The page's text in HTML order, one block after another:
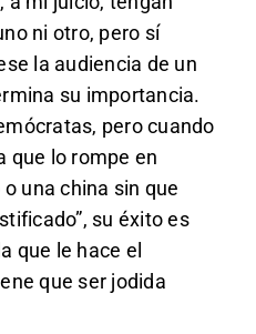
ni otro, pero sí
la audiencia de un
su importancia.
pero cuando
que lo rompe en
una china sin que
su éxito es
que le hace el
que ser jodida